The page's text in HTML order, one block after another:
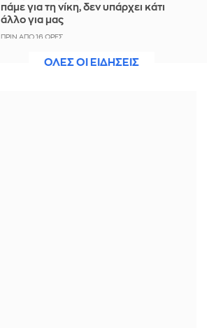
πάμε για τη νίκη, δεν υπάρχει κάτι
άλλο για μας
ΠΡΙΝ ΑΠΌ 16 ΏΡΕΣ
Άννα Πρέλεβιτς: Το τρυφερό
ΟΛΕΣ ΟΙ ΕΙΔΗΣΕΙΣ